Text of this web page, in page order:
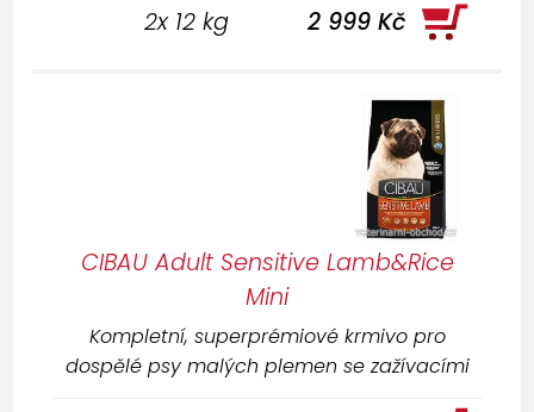
2x 12 kg
2 999 Kč
CIBAU Adult Sensitive Lamb&Rice
Mini
Kompletní, superprémiové krmivo pro
dospělé psy malých plemen se zažívacími